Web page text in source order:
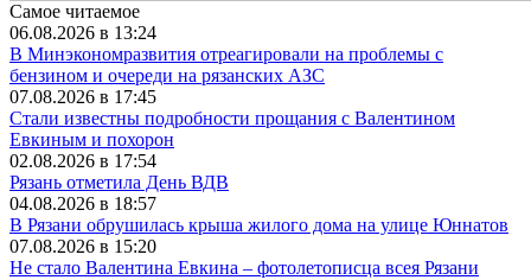
Самое читаемое
06.08.2026 в 13:24
В Минэкономразвития отреагировали на проблемы с
бензином и очереди на рязанских АЗС
07.08.2026 в 17:45
Стали известны подробности прощания с Валентином
Евкиным и похорон
02.08.2026 в 17:54
Рязань отметила День ВДВ
04.08.2026 в 18:57
В Рязани обрушилась крыша жилого дома на улице Юннатов
07.08.2026 в 15:20
Не стало Валентина Евкина – фотолетописца всея Рязани